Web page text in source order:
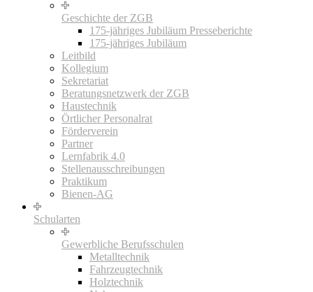
Geschichte der ZGB
175-jähriges Jubiläum Presseberichte
175-jähriges Jubiläum
Leitbild
Kollegium
Sekretariat
Beratungsnetzwerk der ZGB
Haustechnik
Örtlicher Personalrat
Förderverein
Partner
Lernfabrik 4.0
Stellenausschreibungen
Praktikum
Bienen-AG
Schularten
Gewerbliche Berufsschulen
Metalltechnik
Fahrzeugtechnik
Holztechnik